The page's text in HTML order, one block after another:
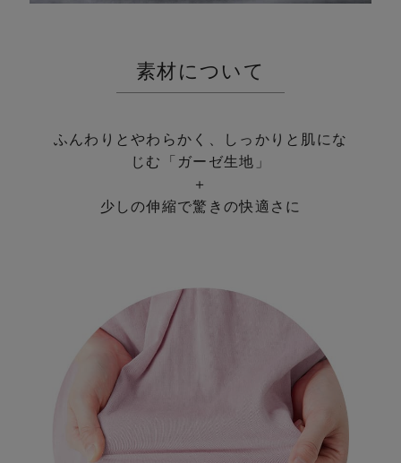
dr
n
素材について
ふんわりとやわらかく、しっかりと肌にな
じむ「ガーゼ生地」
＋
少しの伸縮で驚きの快適さに